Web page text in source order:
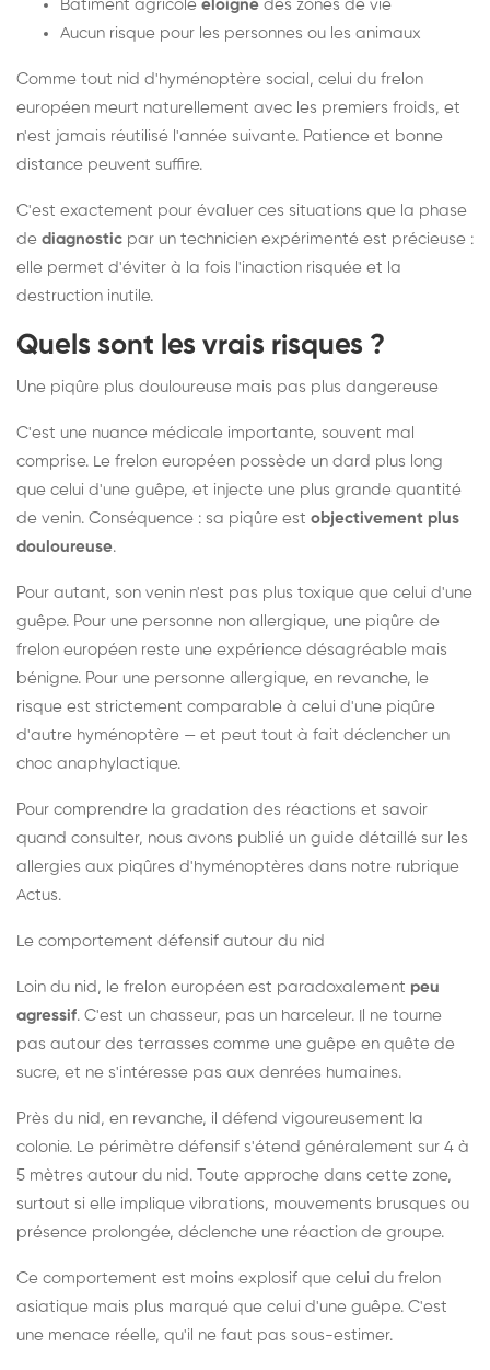
Bâtiment agricole éloigné des zones de vie
Aucun risque pour les personnes ou les animaux
Comme tout nid d'hyménoptère social, celui du frelon
européen meurt naturellement avec les premiers froids, et
n'est jamais réutilisé l'année suivante. Patience et bonne
distance peuvent suffire.
C'est exactement pour évaluer ces situations que la phase
de diagnostic par un technicien expérimenté est précieuse :
elle permet d'éviter à la fois l'inaction risquée et la
destruction inutile.
Quels sont les vrais risques ?
Une piqûre plus douloureuse mais pas plus dangereuse
C'est une nuance médicale importante, souvent mal
comprise. Le frelon européen possède un dard plus long
que celui d'une guêpe, et injecte une plus grande quantité
de venin. Conséquence : sa piqûre est objectivement plus
douloureuse.
Pour autant, son venin n'est pas plus toxique que celui d'une
guêpe. Pour une personne non allergique, une piqûre de
frelon européen reste une expérience désagréable mais
bénigne. Pour une personne allergique, en revanche, le
risque est strictement comparable à celui d'une piqûre
d'autre hyménoptère — et peut tout à fait déclencher un
choc anaphylactique.
Pour comprendre la gradation des réactions et savoir
quand consulter, nous avons publié un guide détaillé sur les
allergies aux piqûres d'hyménoptères dans notre rubrique
Actus.
Le comportement défensif autour du nid
Loin du nid, le frelon européen est paradoxalement peu
agressif. C'est un chasseur, pas un harceleur. Il ne tourne
pas autour des terrasses comme une guêpe en quête de
sucre, et ne s'intéresse pas aux denrées humaines.
Près du nid, en revanche, il défend vigoureusement la
colonie. Le périmètre défensif s'étend généralement sur 4 à
5 mètres autour du nid. Toute approche dans cette zone,
surtout si elle implique vibrations, mouvements brusques ou
présence prolongée, déclenche une réaction de groupe.
Ce comportement est moins explosif que celui du frelon
asiatique mais plus marqué que celui d'une guêpe. C'est
une menace réelle, qu'il ne faut pas sous-estimer.